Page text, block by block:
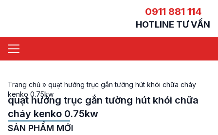
0911 881 114
HOTLINE TƯ VẤN
Trang chủ » quạt hướng trục gắn tường hút khói chữa cháy
kenko 0.75kw
quạt hướng trục gắn tường hút khói chữa
cháy kenko 0.75kw
SẢN PHẨM MỚI